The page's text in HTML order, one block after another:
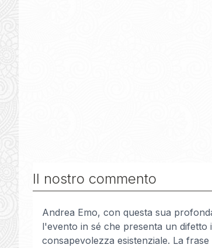
Il nostro commento
Andrea Emo, con questa sua
l'evento in sé che presenta un
consapevolezza esistenziale. La